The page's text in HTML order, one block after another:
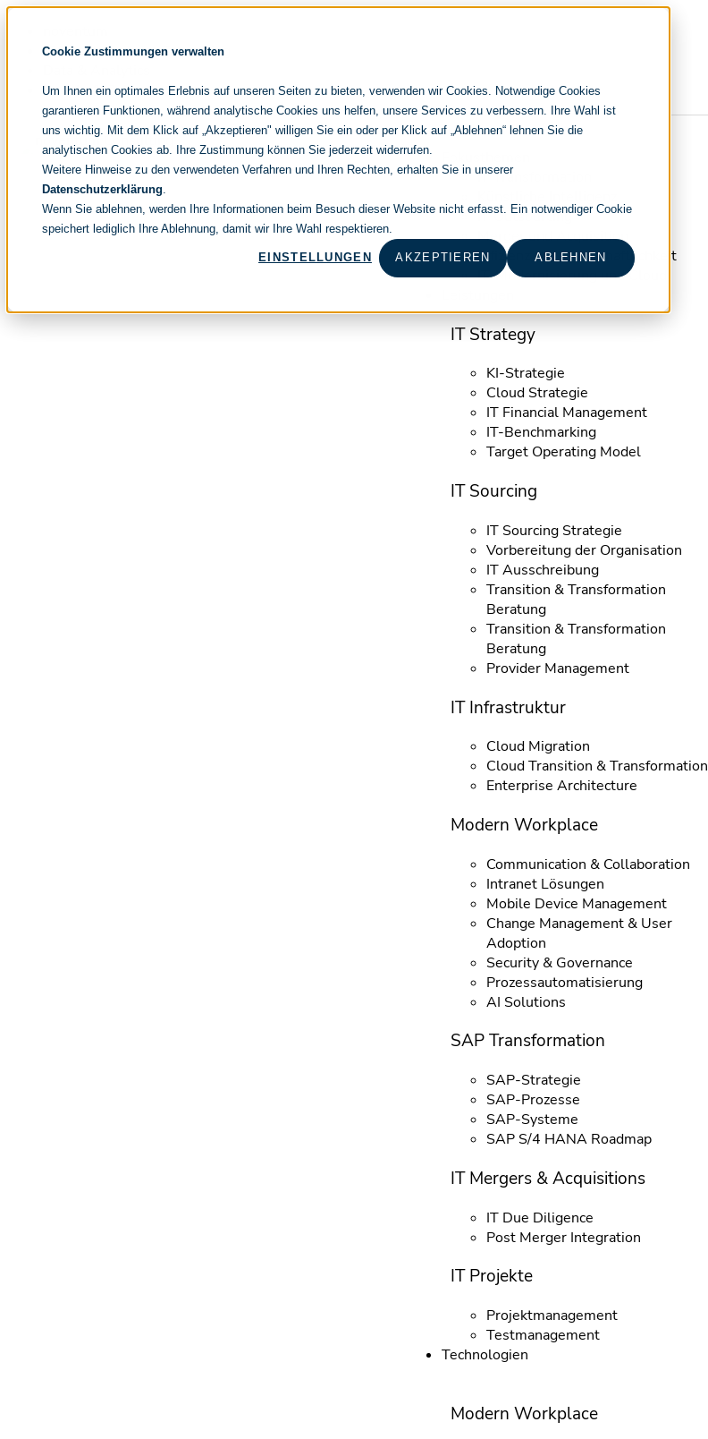
Cookie Zustimmungen verwalten
Um Ihnen ein optimales Erlebnis auf unseren Seiten zu bieten, verwenden wir Cookies. Notwendige Cookies
garantieren Funktionen, während analytische Cookies uns helfen, unsere Services zu verbessern. Ihre Wahl ist
uns wichtig. Mit dem Klick auf „Akzeptieren" willigen Sie ein oder per Klick auf „Ablehnen“ lehnen Sie die
analytischen Cookies ab. Ihre Zustimmung können Sie jederzeit widerrufen.
Weitere Hinweise zu den verwendeten Verfahren und Ihren Rechten, erhalten Sie in unserer
Datenschutzerklärung.
Wenn Sie ablehnen, werden Ihre Informationen beim Besuch dieser Website nicht erfasst. Ein notwendiger Cookie
speichert lediglich Ihre Ablehnung, damit wir Ihre Wahl respektieren.
EINSTELLUNGEN AKZEPTIEREN ABLEHNEN
überspringen
IT & Management Consulting
People & Culture
Navigation
überspringen
IT Transformation
IT Outsourcing
Merger und Acquisition
Effizienz und Wirtschaftlichkeit
IT-Modernisierung und Cloud
IT Strategy
KI-Strategie
Cloud Strategie
IT Financial Management
IT-Benchmarking
Target Operating Model
IT Sourcing
IT Sourcing Strategie
Vorbereitung der Organisation
IT Ausschreibung
Transition & Transformation
Beratung
Transition & Transformation
Beratung
Provider Management
IT Infrastruktur
Cloud Migration
Cloud Transition & Transformation
Enterprise Architecture
Modern Workplace
Communication & Collaboration
Intranet Lösungen
Mobile Device Management
Change Management & User
Adoption
Security & Governance
Prozessautomatisierung
AI Solutions
SAP Transformation
SAP-Strategie
SAP-Prozesse
SAP-Systeme
SAP S/4 HANA Roadmap
IT Mergers & Acquisitions
IT Due Diligence
Post Merger Integration
IT Projekte
Projektmanagement
Testmanagement
Technologien
Modern Workplace